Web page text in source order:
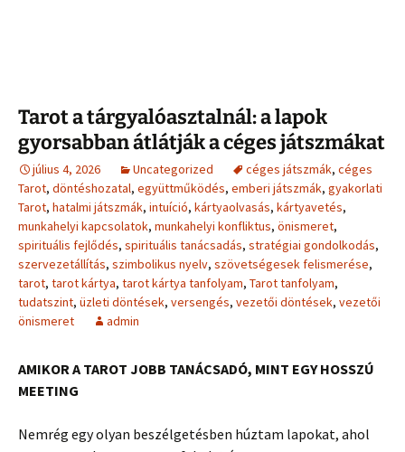
Tarot a tárgyalóasztalnál: a lapok
gyorsabban átlátják a céges játszmákat
július 4, 2026 Uncategorized céges játszmák, céges
Tarot, döntéshozatal, együttműködés, emberi játszmák, gyakorlati
Tarot, hatalmi játszmák, intuíció, kártyaolvasás, kártyavetés,
munkahelyi kapcsolatok, munkahelyi konfliktus, önismeret,
spirituális fejlődés, spirituális tanácsadás, stratégiai gondolkodás,
szervezetállítás, szimbolikus nyelv, szövetségesek felismerése,
tarot, tarot kártya, tarot kártya tanfolyam, Tarot tanfolyam,
tudatszint, üzleti döntések, versengés, vezetői döntések, vezetői
önismeret
admin
AMIKOR A TAROT JOBB TANÁCSADÓ, MINT EGY HOSSZÚ
MEETING
Nemrég egy olyan beszélgetésben húztam lapokat, ahol